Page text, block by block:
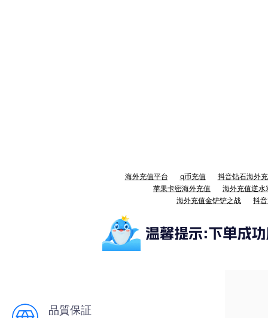
海外充值平台 q币充值
抖音钻石海外
苹果卡密海外充值
海外充值逆水
海外充值金铲铲之战
抖
品質保証